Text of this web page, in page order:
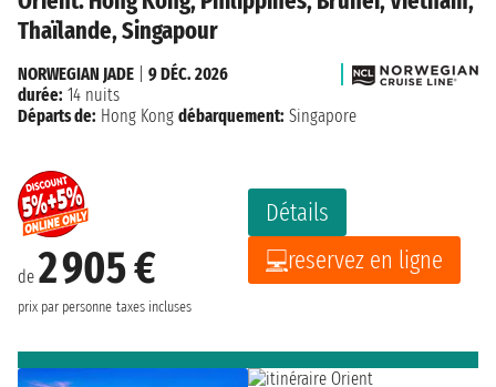
Thaïlande, Singapour
de 2 905 €
prix par personne taxes incluses
Détails
reservez en ligne
NORWEGIAN JADE
9 DÉC. 2026
durée: 14 nuits
Départs de: Hong Kong débarquement: Singapore